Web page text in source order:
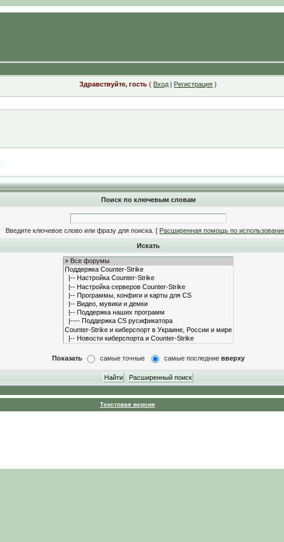
Здравствуйте, гость ( Вход | Регистрация )
Поиск по ключевым словам
Введите ключевое слово или фразу для поиска. [ Расширенная помощь по
Искать
Показать самые точные самые последние вверху
Текстовая версия